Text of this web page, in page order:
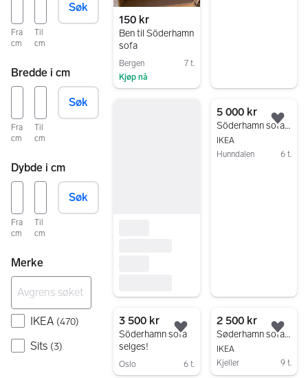
Fra
cm
Til
cm
Søk
Bredde i cm
Fra
cm
Til
cm
Søk
Dybde i cm
Fra
cm
Til
cm
Søk
Merke
IKEA (470)
Sits (3)
150 kr
Ben til Söderhamn
sofa
Bergen
7 t.
Kjøp nå
5 000 kr
Söderhamn sofa fra Ikea
IKEA
Hunndalen
6 t.
3 500 kr
Söderhamn sofa
selges!
Oslo 6 t.
Legg til som favoritt.
2 500 kr
Søderhamn sofa sjeselong
IKEA
Kjeller
9 t.